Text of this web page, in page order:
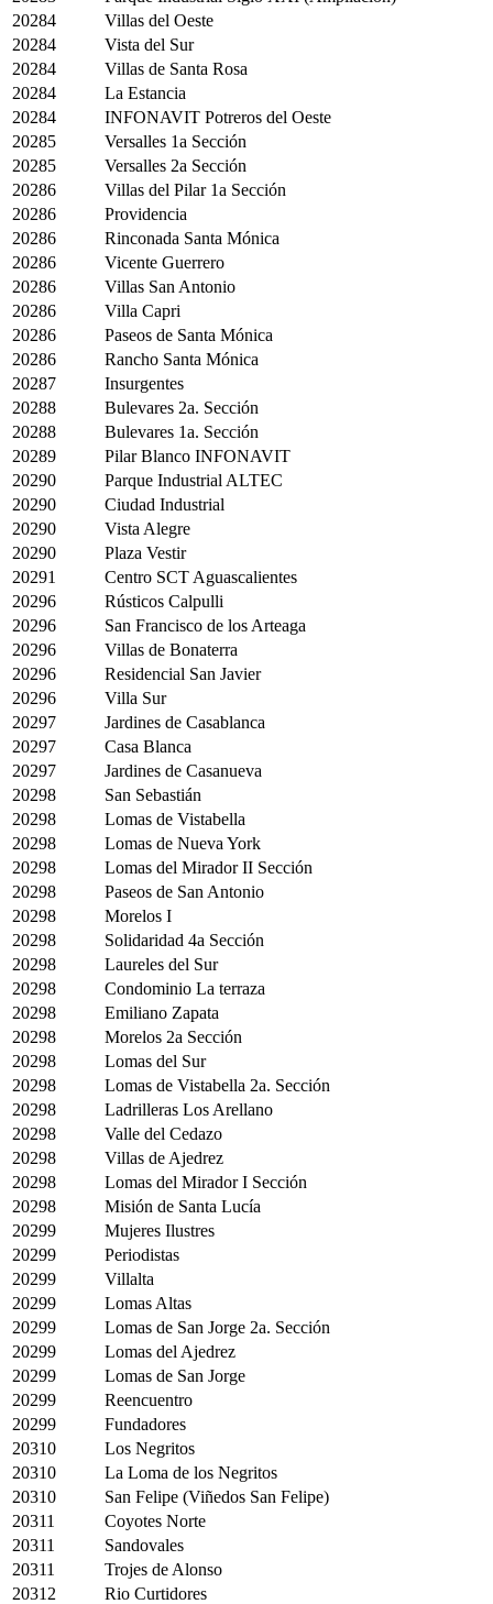
20284
Villas del Oeste
20284
Vista del Sur
20284
Villas de Santa Rosa
20284
La Estancia
20284
INFONAVIT Potreros del Oeste
20285
Versalles 1a Sección
20285
Versalles 2a Sección
20286
Villas del Pilar 1a Sección
20286
Providencia
20286
Rinconada Santa Mónica
20286
Vicente Guerrero
20286
Villas San Antonio
20286
Villa Capri
20286
Paseos de Santa Mónica
20286
Rancho Santa Mónica
20287
Insurgentes
20288
Bulevares 2a. Sección
20288
Bulevares 1a. Sección
20289
Pilar Blanco INFONAVIT
20290
Parque Industrial ALTEC
20290
Ciudad Industrial
20290
Vista Alegre
20290
Plaza Vestir
20291
Centro SCT Aguascalientes
20296
Rústicos Calpulli
20296
San Francisco de los Arteaga
20296
Villas de Bonaterra
20296
Residencial San Javier
20296
Villa Sur
20297
Jardines de Casablanca
20297
Casa Blanca
20297
Jardines de Casanueva
20298
San Sebastián
20298
Lomas de Vistabella
20298
Lomas de Nueva York
20298
Lomas del Mirador II Sección
20298
Paseos de San Antonio
20298
Morelos I
20298
Solidaridad 4a Sección
20298
Laureles del Sur
20298
Condominio La terraza
20298
Emiliano Zapata
20298
Morelos 2a Sección
20298
Lomas del Sur
20298
Lomas de Vistabella 2a. Sección
20298
Ladrilleras Los Arellano
20298
Valle del Cedazo
20298
Villas de Ajedrez
20298
Lomas del Mirador I Sección
20298
Misión de Santa Lucía
20299
Mujeres Ilustres
20299
Periodistas
20299
Villalta
20299
Lomas Altas
20299
Lomas de San Jorge 2a. Sección
20299
Lomas del Ajedrez
20299
Lomas de San Jorge
20299
Reencuentro
20299
Fundadores
20310
Los Negritos
20310
La Loma de los Negritos
20310
San Felipe (Viñedos San Felipe)
20311
Coyotes Norte
20311
Sandovales
20311
Trojes de Alonso
20312
Rio Curtidores